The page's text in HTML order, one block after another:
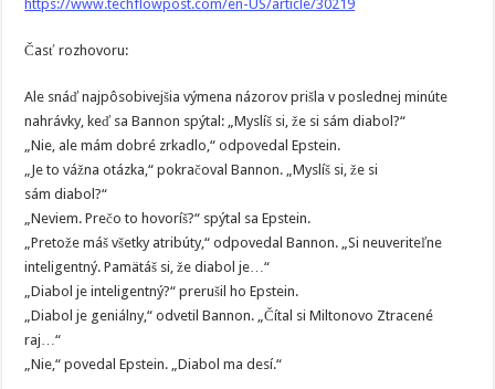
https://www.techflowpost.com/en-US/article/30219
Časť rozhovoru:
Ale snáď najpôsobivejšia výmena názorov prišla v poslednej minúte
nahrávky, keď sa Bannon spýtal: „Myslíš si, že si sám diabol?“
„Nie, ale mám dobré zrkadlo,“ odpovedal Epstein.
„Je to vážna otázka,“ pokračoval Bannon. „Myslíš si, že si
sám diabol?“
„Neviem. Prečo to hovoríš?“ spýtal sa Epstein.
„Pretože máš všetky atribúty,“ odpovedal Bannon. „Si neuveriteľne
inteligentný. Pamätáš si, že diabol je…“
„Diabol je inteligentný?“ prerušil ho Epstein.
„Diabol je geniálny,“ odvetil Bannon. „Čítal si Miltonovo Ztracené
raj…“
„Nie,“ povedal Epstein. „Diabol ma desí.“